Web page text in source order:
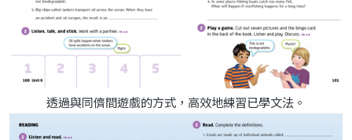
透過與同儕間遊戲的方式，高效地練習已學文法。